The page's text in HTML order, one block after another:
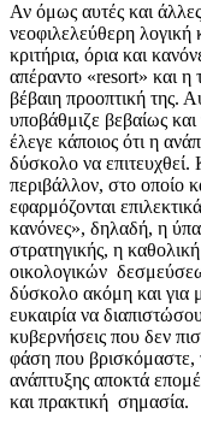
Αν όμως αυτές και
νεοφιλελεύθερη λογική
κριτήρια, όρια και
απέραντο «resort» και η
βέβαιη προοπτική της.
υποβάθμιζε βεβαίως
έλεγε κάποιος ότι η
δύσκολο να επιτευχθεί.
περιβάλλον, στο οποίο
εφαρμόζονται
κανόνες», δηλαδή, η
στρατηγικής, η
οικολογικών
δύσκολο ακόμη και για
ευκαιρία να
κυβερνήσεις που δεν
φάση που βρισκόμαστε,
ανάπτυξης αποκτά
και πρακτική σημασία.